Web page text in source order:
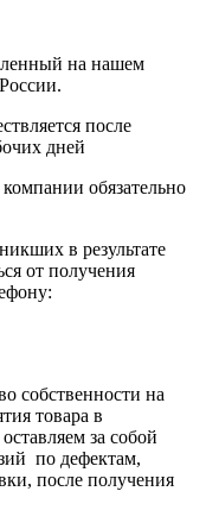
на нашем
после
дней
обязательно
в результате
от получения
собственности на
товара в
за собой
по дефектам,
после получения